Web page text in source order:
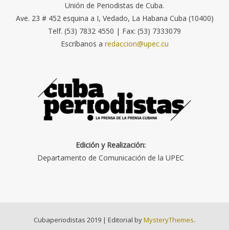
Unión de Periodistas de Cuba.
Ave. 23 # 452 esquina a I, Vedado, La Habana Cuba (10400)
Telf. (53) 7832 4550 | Fax: (53) 7333079
Escríbanos a redaccion@upec.cu
Edición y Realización:
Departamento de Comunicación de la UPEC
Cubaperiodistas 2019 | Editorial byMysteryThemes.